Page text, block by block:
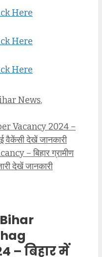
Here
Here
Here
News,
Vacancy 2024 –
वैकेंसी देखें जानकारी
– बिहार ग्रामीण
देखें जानकारी
– बिहार में